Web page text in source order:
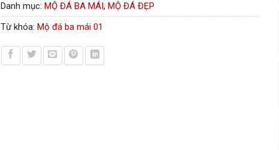
Danh mục: MỘ ĐÁ BA MÁI, MỘ ĐÁ ĐẸP
Từ khóa: Mộ đá ba mái 01